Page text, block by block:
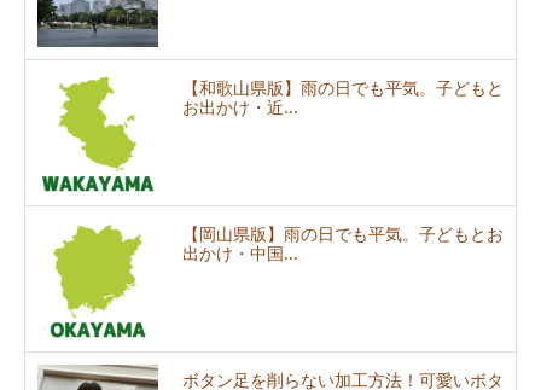
【和歌山県版】雨の日でも平気。子どもと
お出かけ・近...
【岡山県版】雨の日でも平気。子どもとお
出かけ・中国...
ボタン足を削らない加工方法！可愛いボタ